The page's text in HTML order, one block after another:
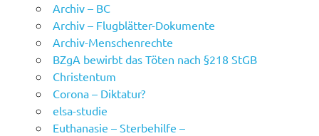
Archiv – BC
Archiv – Flugblätter-Dokumente
Archiv-Menschenrechte
BZgA bewirbt das Töten nach §218 StGB
Christentum
Corona – Diktatur?
elsa-studie
Euthanasie – Sterbehilfe –